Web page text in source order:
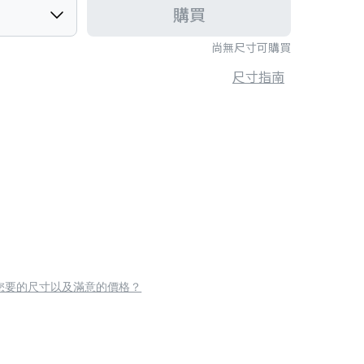
尚無尺寸可購買
購買
尺寸指南
要的尺寸以及滿意的價格？